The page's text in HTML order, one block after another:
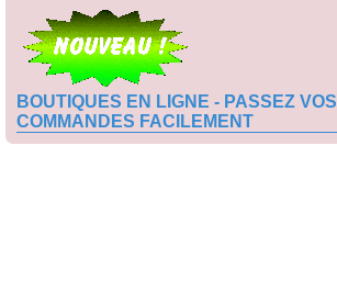
BOUTIQUES EN LIGNE - PASSEZ VOS
COMMANDES FACILEMENT